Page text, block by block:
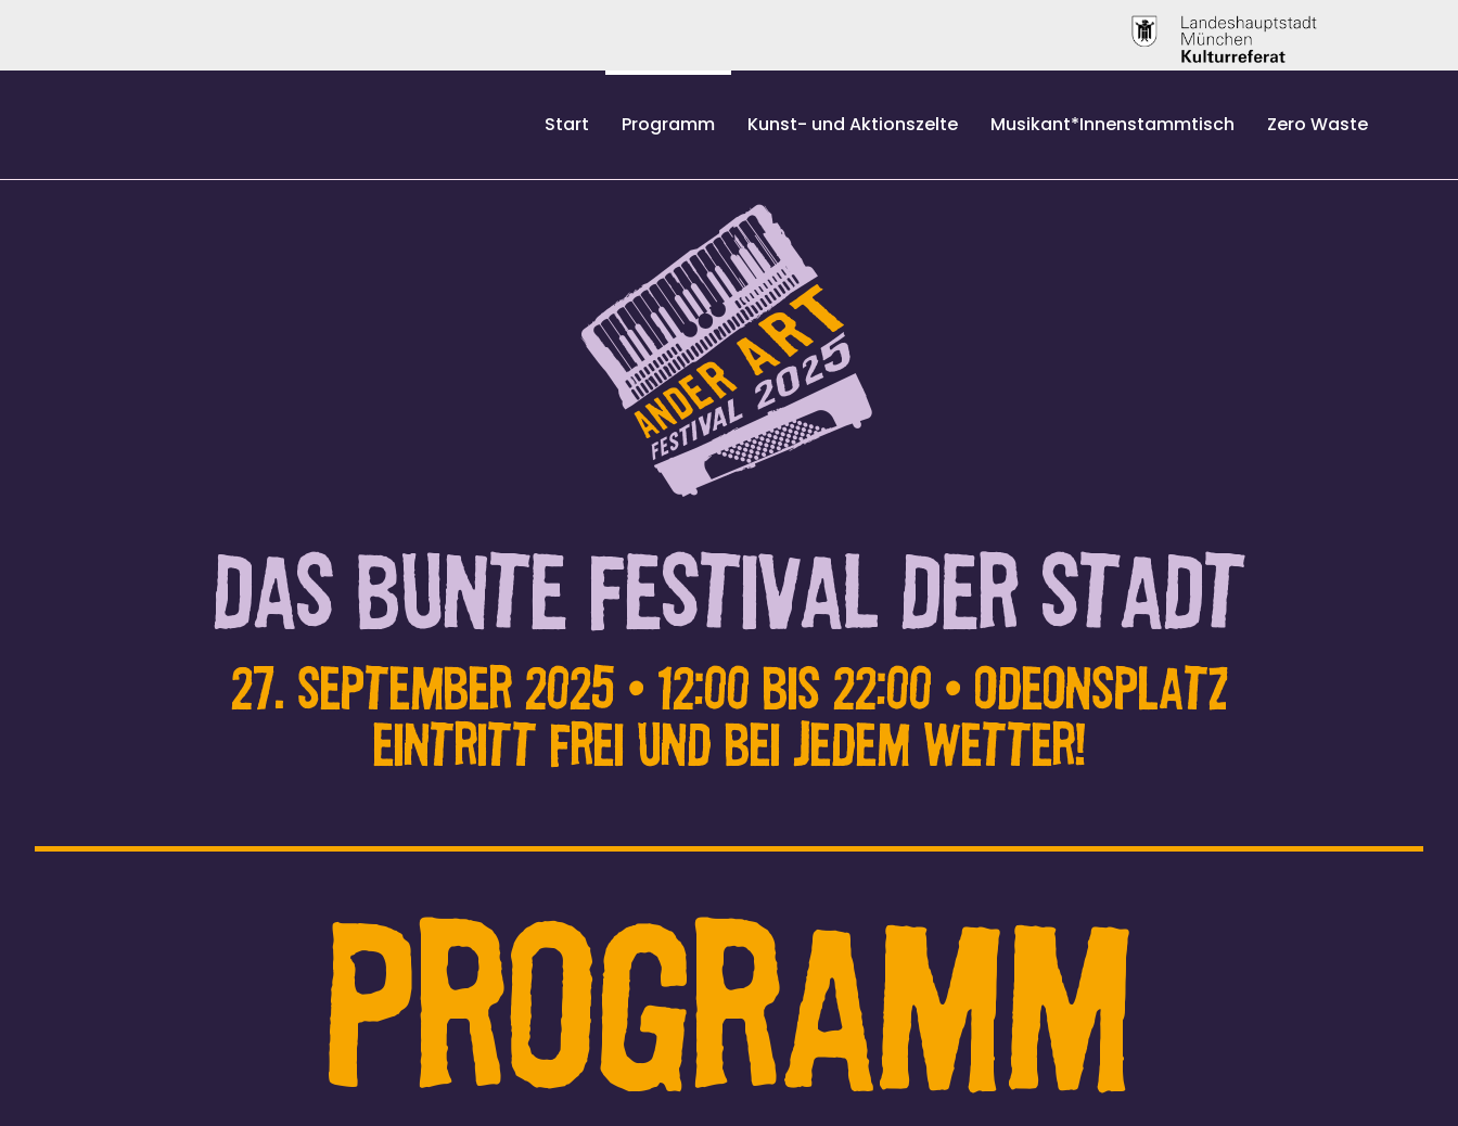
Start Programm Kunst- und Aktionszelte Musikant*Innenstammtisch Zero Waste
Das Bunte festival der Stadt
27. September 2025 • 12:00 bis 22:00 • Odeonsplatz
Eintritt Frei und bei jedem Wetter!
Programm